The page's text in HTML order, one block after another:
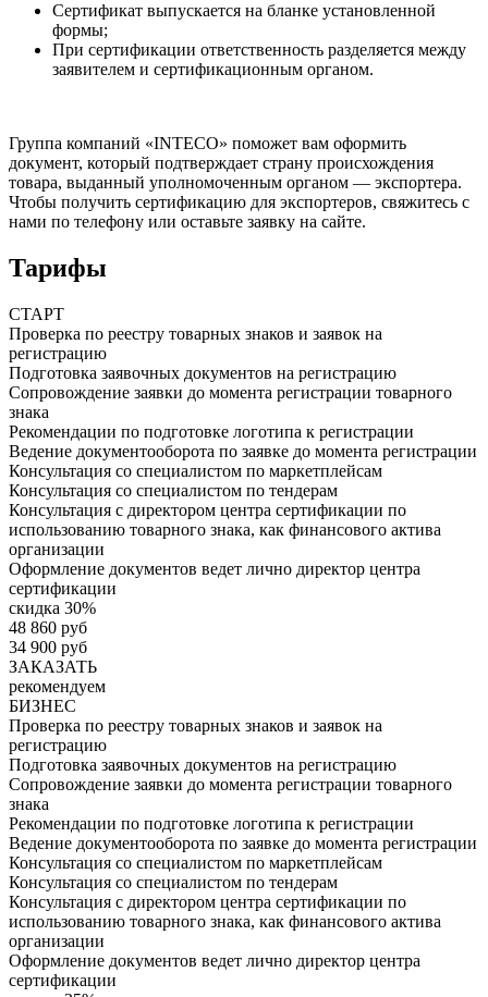
Сертификат выпускается на бланке установленной
формы;
При сертификации ответственность разделяется между
заявителем и сертификационным органом.
Группа компаний «INTECO» поможет вам оформить
документ, который подтверждает страну происхождения
товара, выданный уполномоченным органом — экспортера.
Чтобы получить сертификацию для экспортеров, свяжитесь с
нами по телефону или оставьте заявку на сайте.
Тарифы
СТАРТ
Проверка по реестру товарных знаков и заявок на
регистрацию
Подготовка заявочных документов на регистрацию
Сопровождение заявки до момента регистрации товарного
знака
Рекомендации по подготовке логотипа к регистрации
Ведение документооборота по заявке до момента регистрации
Консультация со специалистом по маркетплейсам
Консультация со специалистом по тендерам
Консультация с директором центра сертификации по
использованию товарного знака, как финансового актива
организации
Оформление документов ведет лично директор центра
сертификации
скидка 30%
48 860 руб
34 900 руб
ЗАКАЗАТЬ
рекомендуем
БИЗНЕС
Проверка по реестру товарных знаков и заявок на
регистрацию
Подготовка заявочных документов на регистрацию
Сопровождение заявки до момента регистрации товарного
знака
Рекомендации по подготовке логотипа к регистрации
Ведение документооборота по заявке до момента регистрации
Консультация со специалистом по маркетплейсам
Консультация со специалистом по тендерам
Консультация с директором центра сертификации по
использованию товарного знака, как финансового актива
организации
Оформление документов ведет лично директор центра
сертификации